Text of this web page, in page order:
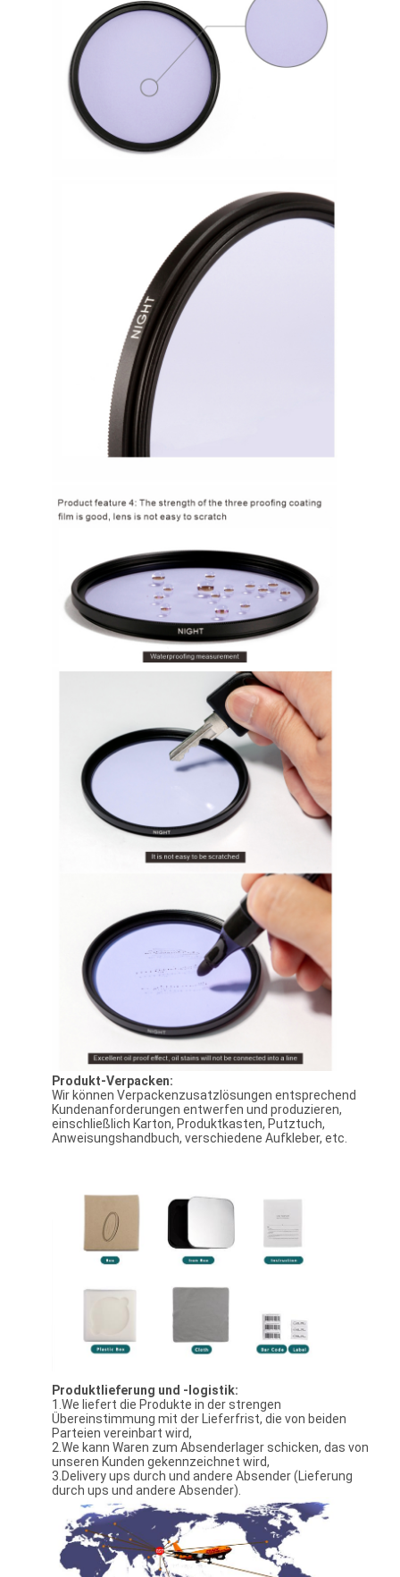
Produkt-Verpacken:
Wir können Verpackenzusatzlösungen entsprechend
Kundenanforderungen entwerfen und produzieren,
einschließlich Karton, Produktkasten, Putztuch,
Anweisungshandbuch, verschiedene Aufkleber, etc.
Produktlieferung und -logistik:
1.We liefert die Produkte in der strengen
Übereinstimmung mit der Lieferfrist, die von beiden
Parteien vereinbart wird,
2.We kann Waren zum Absenderlager schicken, das von
unseren Kunden gekennzeichnet wird,
3.Delivery ups durch und andere Absender (Lieferung
durch ups und andere Absender).